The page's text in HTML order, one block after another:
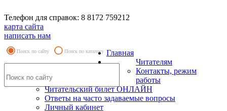
Телефон для справок: 8 8172 759212
карта сайта
написать нам
Поиск по сайту Поиск по каталогу Главная
Читателям
Контакты, режим
работы
Читательский билет ОНЛАЙН
Ответы на часто задаваемые вопросы
Личный кабинет